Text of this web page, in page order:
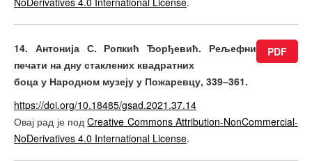
PDF
14. Антонија С. Ропкић Ђорђевић. Рељефни
печати на дну стаклених квадратних
боца у Народном музеју у Пожаревцу, 339–361.
https://doi.org/10.18485/gsad.2021.37.14
Овај рад је подCreative Commons Attribution-NonCommercial-
NoDerivatives 4.0 International License.